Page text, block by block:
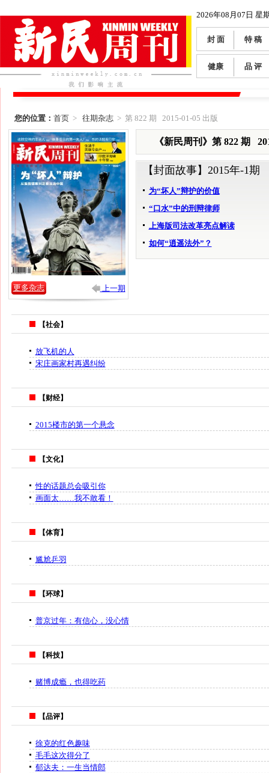
2026年08月07日 星
封 面 特 稿
健康 品 评
您的位置： 首页> 往期杂志> 第 822 期 2015-01-05 出版
更多杂志 上一期
《新民周刊》第 822 期
【封面故事】 2015年-1期
为“坏人”辩护的价值
“口水”中的刑辩律师
上海版司法改革亮点解读
如何“逍遥法外”？
【社会】
放飞机的人
宋庄画家村再遇纠纷
【财经】
2015楼市的第一个悬念
【文化】
性的话题总会吸引你
画面太……我不敢看！
【体育】
尴尬乒羽
【环球】
普京过年：有信心，没心情
【科技】
赌博成瘾，也得吃药
【品评】
徐克的红色趣味
毛毛这次得分了
郁达夫：一生当情郎